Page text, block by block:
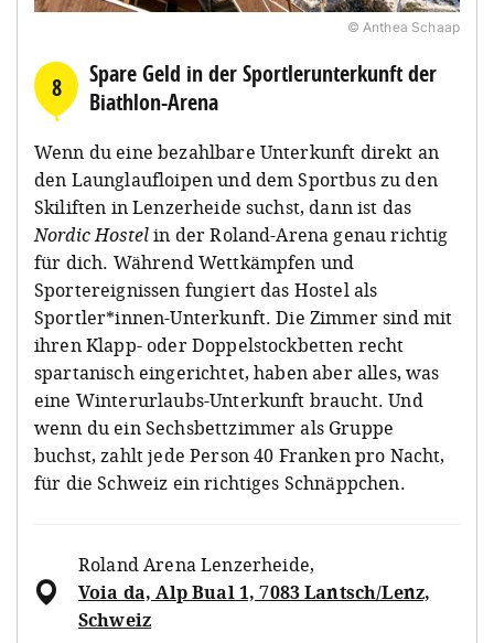
© Anthea Schaap
8
Spare Geld in der Sportlerunterkunft der
Biathlon-Arena
Wenn du eine bezahlbare Unterkunft direkt an
den Launglaufloipen und dem Sportbus zu den
Skiliften in Lenzerheide suchst, dann ist das
Nordic Hostelin der Roland-Arena genau richtig
für dich. Während Wettkämpfen und
Sportereignissen fungiert das Hostel als
Sportler*innen-Unterkunft. Die Zimmer sind mit
ihren Klapp- oder Doppelstockbetten recht
spartanisch eingerichtet, haben aber alles, was
eine Winterurlaubs-Unterkunft braucht. Und
wenn du ein Sechsbettzimmer als Gruppe
buchst, zahlt jede Person 40 Franken pro Nacht,
für die Schweiz ein richtiges Schnäppchen.
Roland Arena Lenzerheide,
Voia da, Alp Bual 1, 7083 Lantsch/Lenz,
Schweiz